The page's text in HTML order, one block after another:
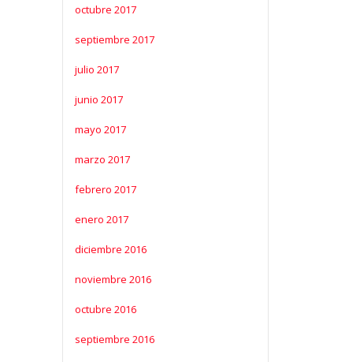
octubre 2017
septiembre 2017
julio 2017
junio 2017
mayo 2017
marzo 2017
febrero 2017
enero 2017
diciembre 2016
noviembre 2016
octubre 2016
septiembre 2016